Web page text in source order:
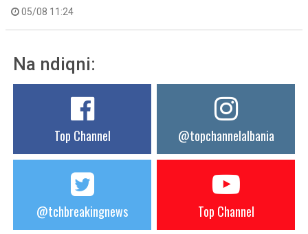
05/08 11:24
Na ndiqni:
Top Channel @topchannelalbania
@tchbreakingnews Top Channel